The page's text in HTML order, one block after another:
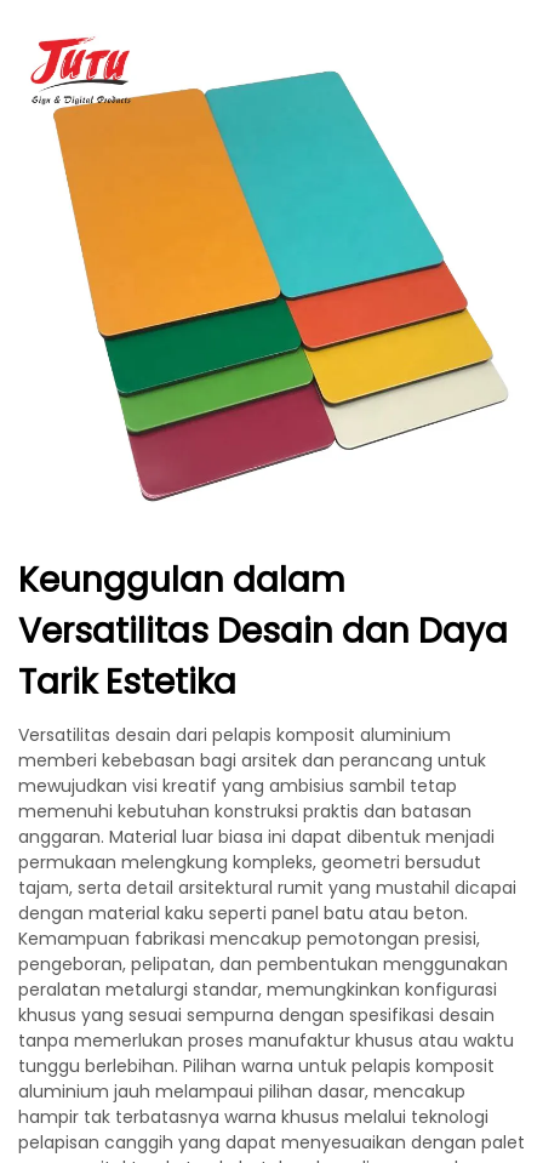
Keunggulan dalam
Versatilitas Desain dan Daya
Tarik Estetika
Versatilitas desain dari pelapis komposit aluminium
memberi kebebasan bagi arsitek dan perancang untuk
mewujudkan visi kreatif yang ambisius sambil tetap
memenuhi kebutuhan konstruksi praktis dan batasan
anggaran. Material luar biasa ini dapat dibentuk menjadi
permukaan melengkung kompleks, geometri bersudut
tajam, serta detail arsitektural rumit yang mustahil dicapai
dengan material kaku seperti panel batu atau beton.
Kemampuan fabrikasi mencakup pemotongan presisi,
pengeboran, pelipatan, dan pembentukan menggunakan
peralatan metalurgi standar, memungkinkan konfigurasi
khusus yang sesuai sempurna dengan spesifikasi desain
tanpa memerlukan proses manufaktur khusus atau waktu
tunggu berlebihan. Pilihan warna untuk pelapis komposit
aluminium jauh melampaui pilihan dasar, mencakup
hampir tak terbatasnya warna khusus melalui teknologi
pelapisan canggih yang dapat menyesuaikan dengan palet